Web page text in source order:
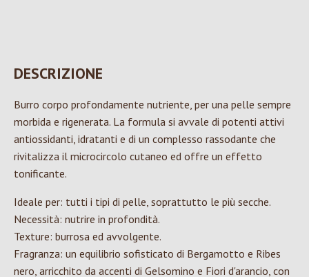
DESCRIZIONE
Burro corpo profondamente nutriente, per una pelle sempre
morbida e rigenerata. La formula si avvale di potenti attivi
antiossidanti, idratanti e di un complesso rassodante che
rivitalizza il microcircolo cutaneo ed offre un effetto
tonificante.
Ideale per: tutti i tipi di pelle, soprattutto le più secche.
Necessità: nutrire in profondità.
Texture: burrosa ed avvolgente.
Fragranza: un equilibrio sofisticato di Bergamotto e Ribes
nero, arricchito da accenti di Gelsomino e Fiori d'arancio, con